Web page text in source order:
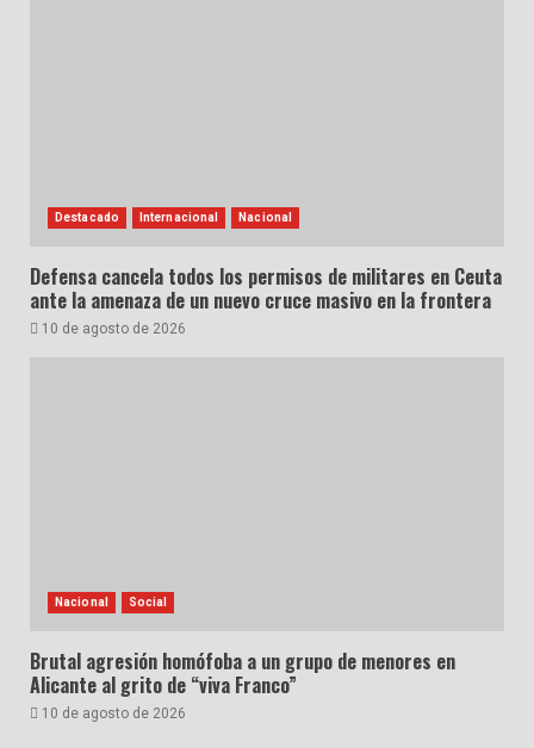
Destacado Internacional Nacional
Defensa cancela todos los permisos de militares en Ceuta
ante la amenaza de un nuevo cruce masivo en la frontera
10 de agosto de 2026
Nacional Social
Brutal agresión homófoba a un grupo de menores en
Alicante al grito de “viva Franco”
10 de agosto de 2026